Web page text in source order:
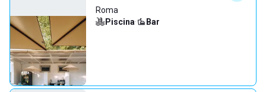
Roma
Piscina· Bar